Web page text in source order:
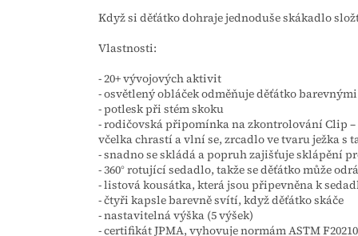
Když si děťátko dohraje jednoduše skákadlo
Vlastnosti:
- 20+ vývojových aktivit
- osvětlený obláček odměňuje děťátko
- potlesk při stém skoku
- rodičovská připomínka na zkontrolování Clip –
včelka chrastí a vlní se, zrcadlo ve tvaru ježka s
- snadno se skládá a popruh zajišťuje sklápění
- 360° rotující sedadlo, takže se děťátko může
- listová kousátka, která jsou připevněna k
- čtyři kapsle barevně svítí, když děťátko skáče
- nastavitelná výška (5 výšek)
- certifikát JPMA, vyhovuje normám ASTM F20210